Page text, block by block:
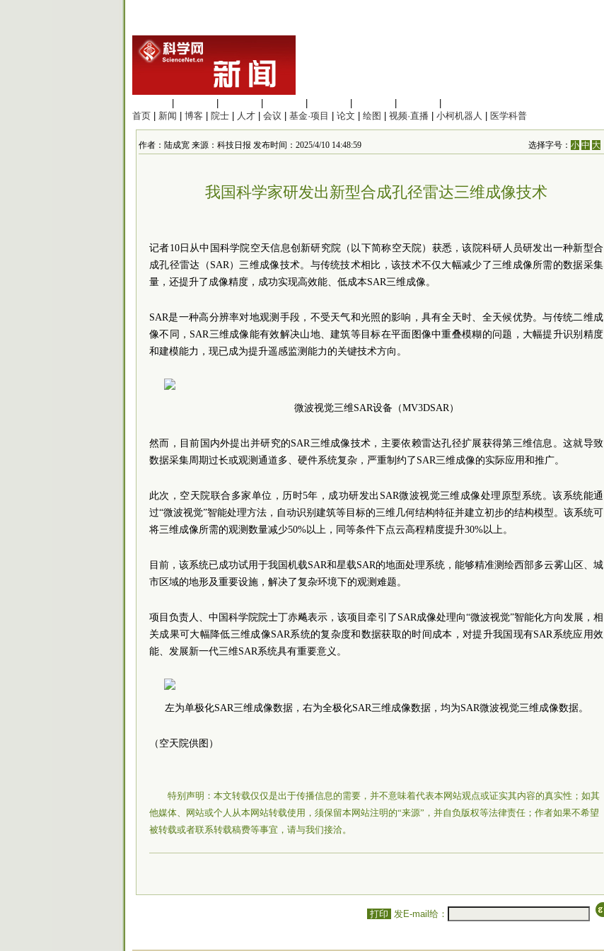
首页
新闻 博客 院士 人才 会议 基金·项目 论文 绘图 视频·直播 小柯机器人 医学科普
作者：陆成宽 来源：科技日报 发布时间：2025/4/10 14:48:59 选择字号：小 中 大
我国科学家研发出新型合成孔径雷达三维成像技术
记者10日从中国 科学院空天信息创新研究院（以下简称空天院）获悉，该院科研人员研发出一种新型合
成孔径雷达（SAR）三维成像技术。与传统技术相比，该技术不仅大幅减少了三维成像所需的数据采集
量，还提升了成像精度，成功实现高效能、低成本SAR三维成像。
SAR是一种高分辨率对地观测手段，不受天气和光照的影响，具有全天时、全天候优势。与传统二维成
像不同，SAR三维成像能有效解决山地、建筑等目标在平面图像中重叠模糊的问题，大幅提升识别精度
和建模能力，现已成为提升遥感监测能力的关键技术方向。
微波视觉三维SAR设备（MV3DSAR）
然而，目前国内外提出并研究的SAR三维成像技术，主要依赖雷达孔径扩展获得第三维信息。这就导致
数据采集周期过长或观测通道多、硬件系统复杂，严重制约了SAR三维成像的实际应用和推广。
此次，空天院联合多家单位，历时5年，成功研发出SAR微波视觉三维成像处理原型系统。该系统能通
过“微波视觉”智能处理方法，自动识别建筑等目标的三维几何结构特征并建立初步的结构模型。该系统可
将三维成像所需的观测数量减少50%以上，同等条件下点云高程精度提升30%以上。
目前，该系统已成功试用于我国机载SAR和星载SAR的地面处理系统，能够精准测绘西部多云雾山区、城
市区域的地形及重要设施，解决了复杂环境下的观测难题。
项目负责人、中国科学院院士丁赤飚表示，该项目牵引了SAR成像处理向“微波视觉”智能化方向发展，相
关成果可大幅降低三维成像SAR系统的复杂度和数据获取的时间成本，对提升我国现有SAR系统应用效
能、发展新一代三维SAR系统具有重要意义。
左为单极化SAR三维成像数据，右为全极化SAR三维成像数据，均为SAR微波视觉三维成像数据。
（空天院供图）
特别声明：本文转载仅仅是出于传播信息的需要，并不意味着代表本网站观点或证实其内容的真实性；如其
他媒体、网站或个人从本网站转载使用，须保留本网站注明的“来源”，并自负版权等法律责任；作者如果不希望
被转载或者联系转载稿费等事宜，请与我们接洽。
打印 发E-mail给：